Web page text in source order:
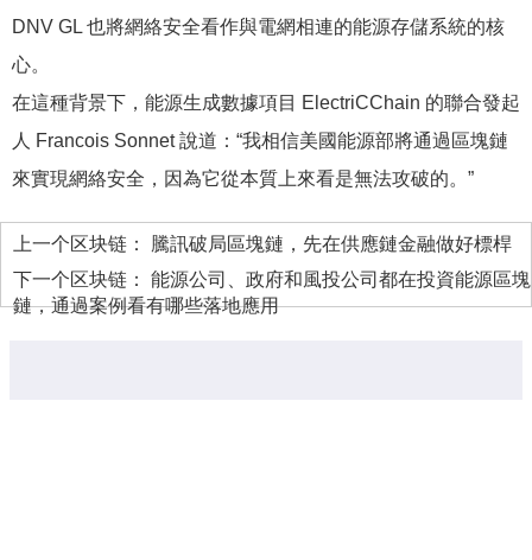
DNV GL 也將網絡安全看作與電網相連的能源存儲系統的核
心。
在這種背景下，能源生成數據項目 ElectriCChain 的聯合發起
人 Francois Sonnet 說道：“我相信美國能源部將通過區塊鏈
來實現網絡安全，因為它從本質上來看是無法攻破的。”
上一个区块链： 騰訊破局區塊鏈，先在供應鏈金融做好標桿
下一个区块链： 能源公司、政府和風投公司都在投資能源區塊
鏈，通過案例看有哪些落地應用